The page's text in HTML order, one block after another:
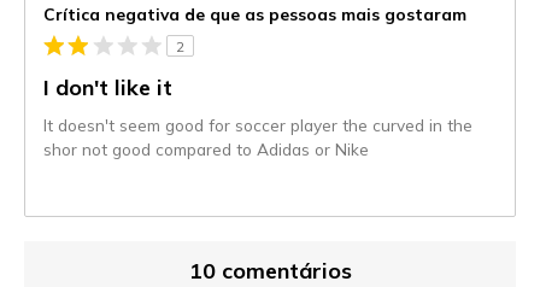
Crítica negativa de que as pessoas mais gostaram
2
I don't like it
It doesn't seem good for soccer player the curved in the
shor not good compared to Adidas or Nike
10 comentários